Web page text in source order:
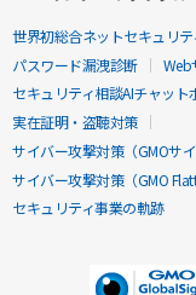
世界初総合ネットセキュリテ
パスワード漏洩診断
Web
セキュリティ相談AIチャット
実在証明・盗聴対策
サイバー攻撃対策（GMOサ
サイバー攻撃対策（GMO Flatt
セキュリティ事業の軌跡